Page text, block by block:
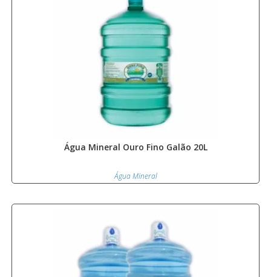
Água Mineral Ouro Fino Galão 20L
Água Mineral